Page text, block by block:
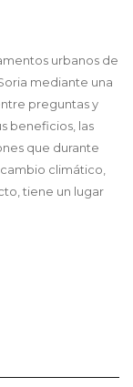
urbanos de
mediante una
preguntas y
beneficios, las
que durante
climático,
tiene un lugar